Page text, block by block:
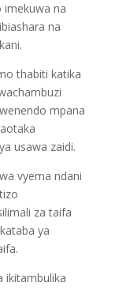
imekuwa na
na
thabiti katika
mpana
usawa zaidi.
vyema ndani
za taifa
ya
ikitambulika